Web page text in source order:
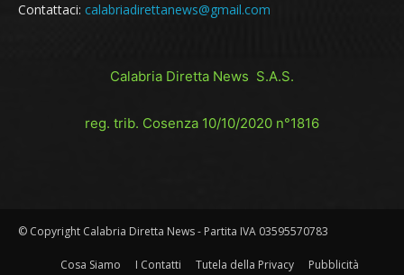
Contattaci: calabriadirettanews@gmail.com
Calabria Diretta News S.A.S.
reg. trib. Cosenza 10/10/2020 n°1816
© Copyright Calabria Diretta News - Partita IVA 03595570783
Cosa Siamo I Contatti Tutela della Privacy Pubblicità